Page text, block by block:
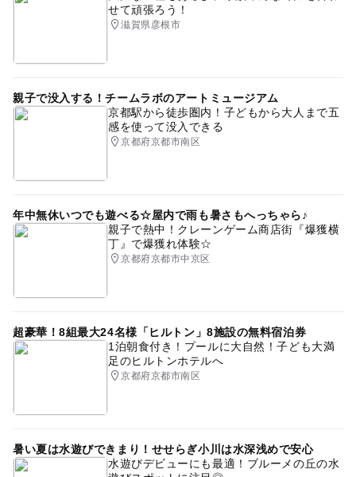
せて頑張ろう！
滋賀県彦根市
親子で没入する！チームラボのアートミュージアム
京都駅から徒歩圏内！子どもから大人まで五
感を使って没入できる
京都府京都市南区
年中無休いつでも遊べる☆屋内で雨も暑さもへっちゃら♪
親子で熱中！クレーンゲーム商店街『爆獲横
丁』で爆獲れ体験☆
京都府京都市中京区
超豪華！8組最大24名様「ヒルトン」8施設の無料宿泊券
1泊朝食付き！プールに大自然！子ども大満
足のヒルトンホテルへ
京都府京都市南区
暑い夏は水遊びできまり！せせらぎ小川は水深浅めで安心
水遊びデビューにも最適！ブルーメの丘の水